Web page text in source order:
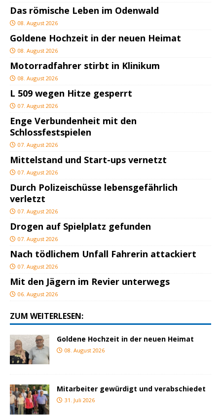
Das römische Leben im Odenwald
08. August 2026
Goldene Hochzeit in der neuen Heimat
08. August 2026
Motorradfahrer stirbt in Klinikum
08. August 2026
L 509 wegen Hitze gesperrt
07. August 2026
Enge Verbundenheit mit den
Schlossfestspielen
07. August 2026
Mittelstand und Start-ups vernetzt
07. August 2026
Durch Polizeischüsse lebensgefährlich
verletzt
07. August 2026
Drogen auf Spielplatz gefunden
07. August 2026
Nach tödlichem Unfall Fahrerin attackiert
07. August 2026
Mit den Jägern im Revier unterwegs
06. August 2026
ZUM WEITERLESEN:
Goldene Hochzeit in der neuen Heimat
08. August 2026
Mitarbeiter gewürdigt und verabschiedet
31. Juli 2026